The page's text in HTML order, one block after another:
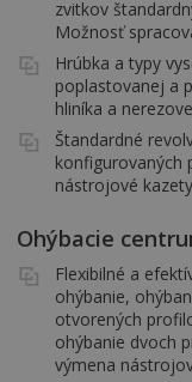
zvitkov
Možnosť
Hrúbka a typy
poplastovanej a
hliníka a
Štandardné
konfigurovaných
nástrojové
Ohýbacie
Flexibilné a
ohýbanie,
otvorených
ohýbanie dvoch
výmena